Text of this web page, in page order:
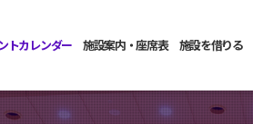
トカレンダー 施設案内・座席表 施設を借りる